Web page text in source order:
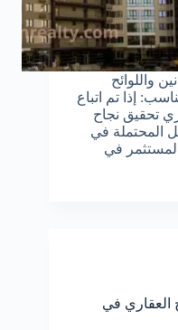
واللوائح
إذا تم اتباع
تحقيق نجاح
المحتملة في
في
العقاري في